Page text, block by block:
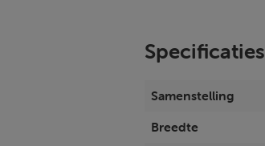
Specificaties
Samenstelling
Breedte